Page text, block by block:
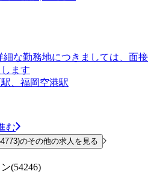
な勤務地につきましては、面接
ます
、福岡空港駅
む
のその他の求人を見る
(54246)